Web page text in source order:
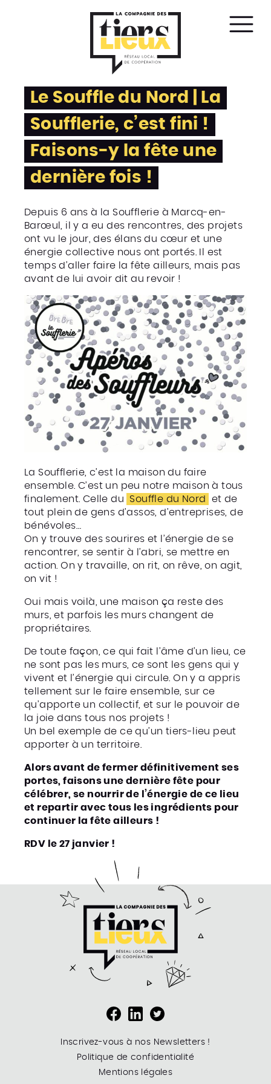
le
Le Souffle du Nord | La
Soufflerie, c’est fini !
Faisons-y la fête une
dernière fois !
Depuis 6 ans à la Soufflerie à Marcq-en-
Barœul, il y a eu des rencontres, des projets
ont vu le jour, des élans du cœur et une
énergie collective nous ont portés. Il est
temps d’aller faire la fête ailleurs, mais pas
avant de lui avoir dit au revoir !
La Soufflerie, c’est la maison du faire
ensemble. C’est un peu notre maison à tous
finalement. Celle du
Souffle du Nord
et de
tout plein de gens d’assos, d’entreprises, de
bénévoles…
On y trouve des sourires et l’énergie de se
rencontrer, se sentir à l’abri, se mettre en
action. On y travaille, on rit, on rêve, on agit,
on vit !
​Oui mais voilà, une maison ça reste des
murs, et parfois les murs changent de
propriétaires.
De toute façon, ce qui fait l’âme d’un lieu, ce
ne sont pas les murs, ce sont les gens qui y
vivent et l’énergie qui circule. On y a appris
tellement sur le faire ensemble, sur ce
qu’apporte un collectif, et sur le pouvoir de
la joie dans tous nos projets !
Un bel exemple de ce qu’un tiers-lieu peut
apporter à un territoire.
Alors avant de fermer définitivement ses
portes, faisons une dernière fête pour
célébrer, se nourrir de l’énergie de ce lieu
et repartir avec tous les ingrédients pour
continuer la fête ailleurs !
RDV le 27 janvier !
Inscrivez-vous à nos Newsletters !
Politique de confidentialité
Mentions légales